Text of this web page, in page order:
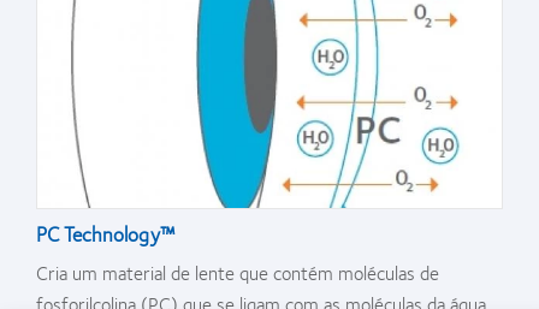
PC Technology™
Cria um material de lente que contém moléculas de